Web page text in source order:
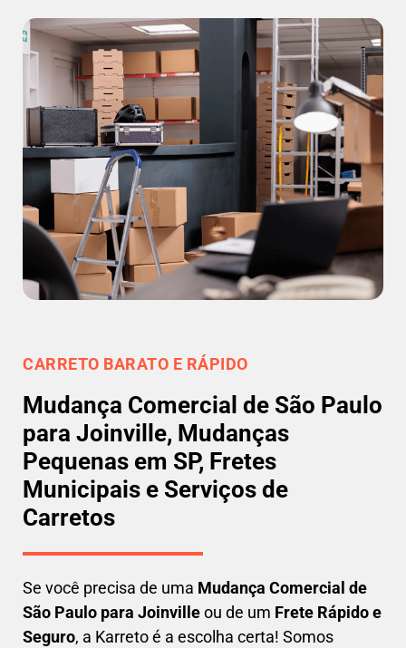
CARRETO BARATO E RÁPIDO
Mudança Comercial de São Paulo
para Joinville, Mudanças
Pequenas em SP, Fretes
Municipais e Serviços de
Carretos
Se você precisa de uma Mudança Comercial de
São Paulo para Joinvilleou de um Frete Rápido e
Seguro, a Karreto é a escolha certa! Somos